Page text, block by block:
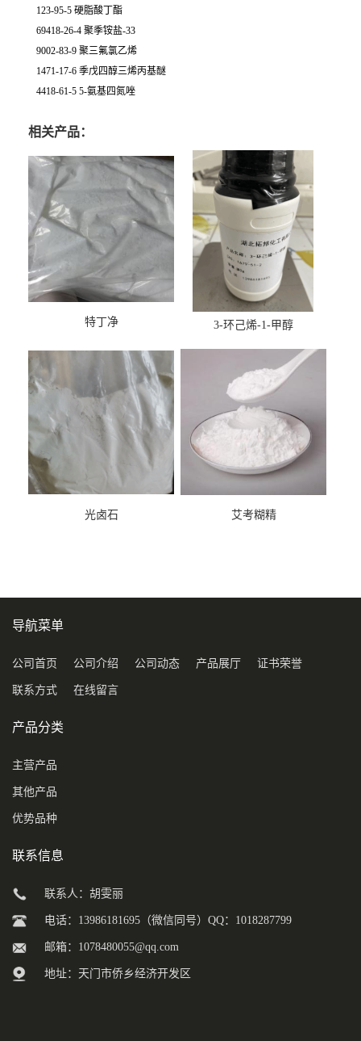
123-95-5 硬脂酸丁酯
69418-26-4 聚季铵盐-33
9002-83-9 聚三氟氯乙烯
1471-17-6 季戊四醇三烯丙基醚
4418-61-5 5-氨基四氮唑
相关产品：
特丁净 3-环己烯-1-甲醇
光卤石 艾考糊精
导航菜单
公司首页 公司介绍 公司动态 产品展厅 证书荣誉
联系方式 在线留言
产品分类
主营产品
其他产品
优势品种
联系信息
联系人：胡雯丽
电话：13986181695（微信同号）QQ：1018287799
邮箱： 1078480055@qq.com
地址：天门市侨乡经济开发区